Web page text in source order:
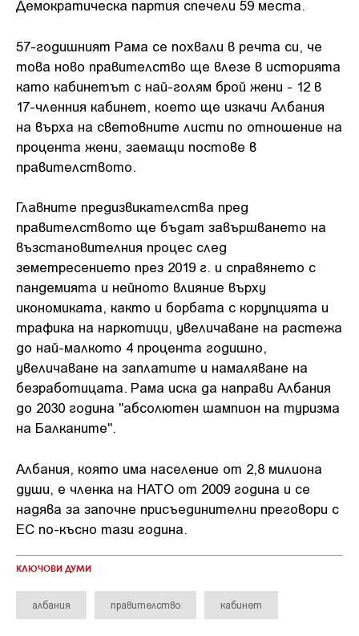
Демократическа партия спечели 59 места.
57-годишният Рама се похвали в речта си, че
това ново правителство ще влезе в историята
като кабинетът с най-голям брой жени - 12 в
17-членния кабинет, което ще изкачи Албания
на върха на световните листи по отношение на
процента жени, заемащи постове в
правителството.
Главните предизвикателства пред
правителството ще бъдат завършването на
възстановителния процес след
земетресението през 2019 г. и справянето с
пандемията и нейното влияние върху
икономиката, както и борбата с корупцията и
трафика на наркотици, увеличаване на растежа
до най-малкото 4 процента годишно,
увеличаване на заплатите и намаляване на
безработицата. Рама иска да направи Албания
до 2030 година "абсолютен шампион на туризма
на Балканите".
Албания, която има население от 2,8 милиона
души, е членка на НАТО от 2009 година и се
надява за започне присъединителни преговори с
ЕС по-късно тази година.
КЛЮЧОВИ ДУМИ
албания правителство кабинет